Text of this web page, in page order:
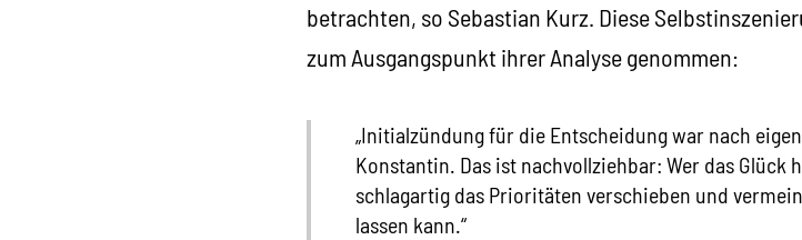
betrachten, so Sebastian Kurz. Diese
zum Ausgangspunkt ihrer Analyse genommen:
„Initialzündung für die Entscheidung war nach
Konstantin. Das ist nachvollziehbar: Wer das Glück
schlagartig das Prioritäten verschieben und
lassen kann.“